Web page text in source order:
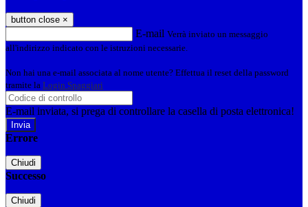
button close ×
E-mail Verrà inviato un messaggio
all'indirizzo indicato con le istruzioni necessarie.
Non hai una e-mail associata al nome utente? Effettua il reset della password
tramite la Login Spaggiari
E-mail inviata, si prega di controllare la casella di posta elettronica!
Errore
Chiudi
Successo
Chiudi